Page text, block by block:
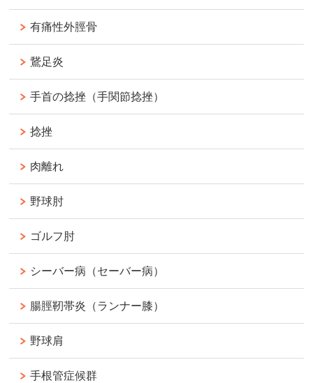
有痛性外脛骨
鵞足炎
手首の捻挫（手関節捻挫）
捻挫
肉離れ
野球肘
ゴルフ肘
シーバー病（セーバー病）
腸脛靭帯炎（ランナー膝）
野球肩
手根管症候群